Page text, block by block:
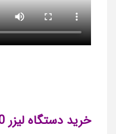
خرید دستگاه لیزر 30 وات X2